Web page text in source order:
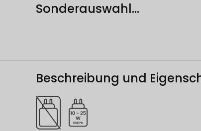
Sonderauswahl...
Beschreibung und